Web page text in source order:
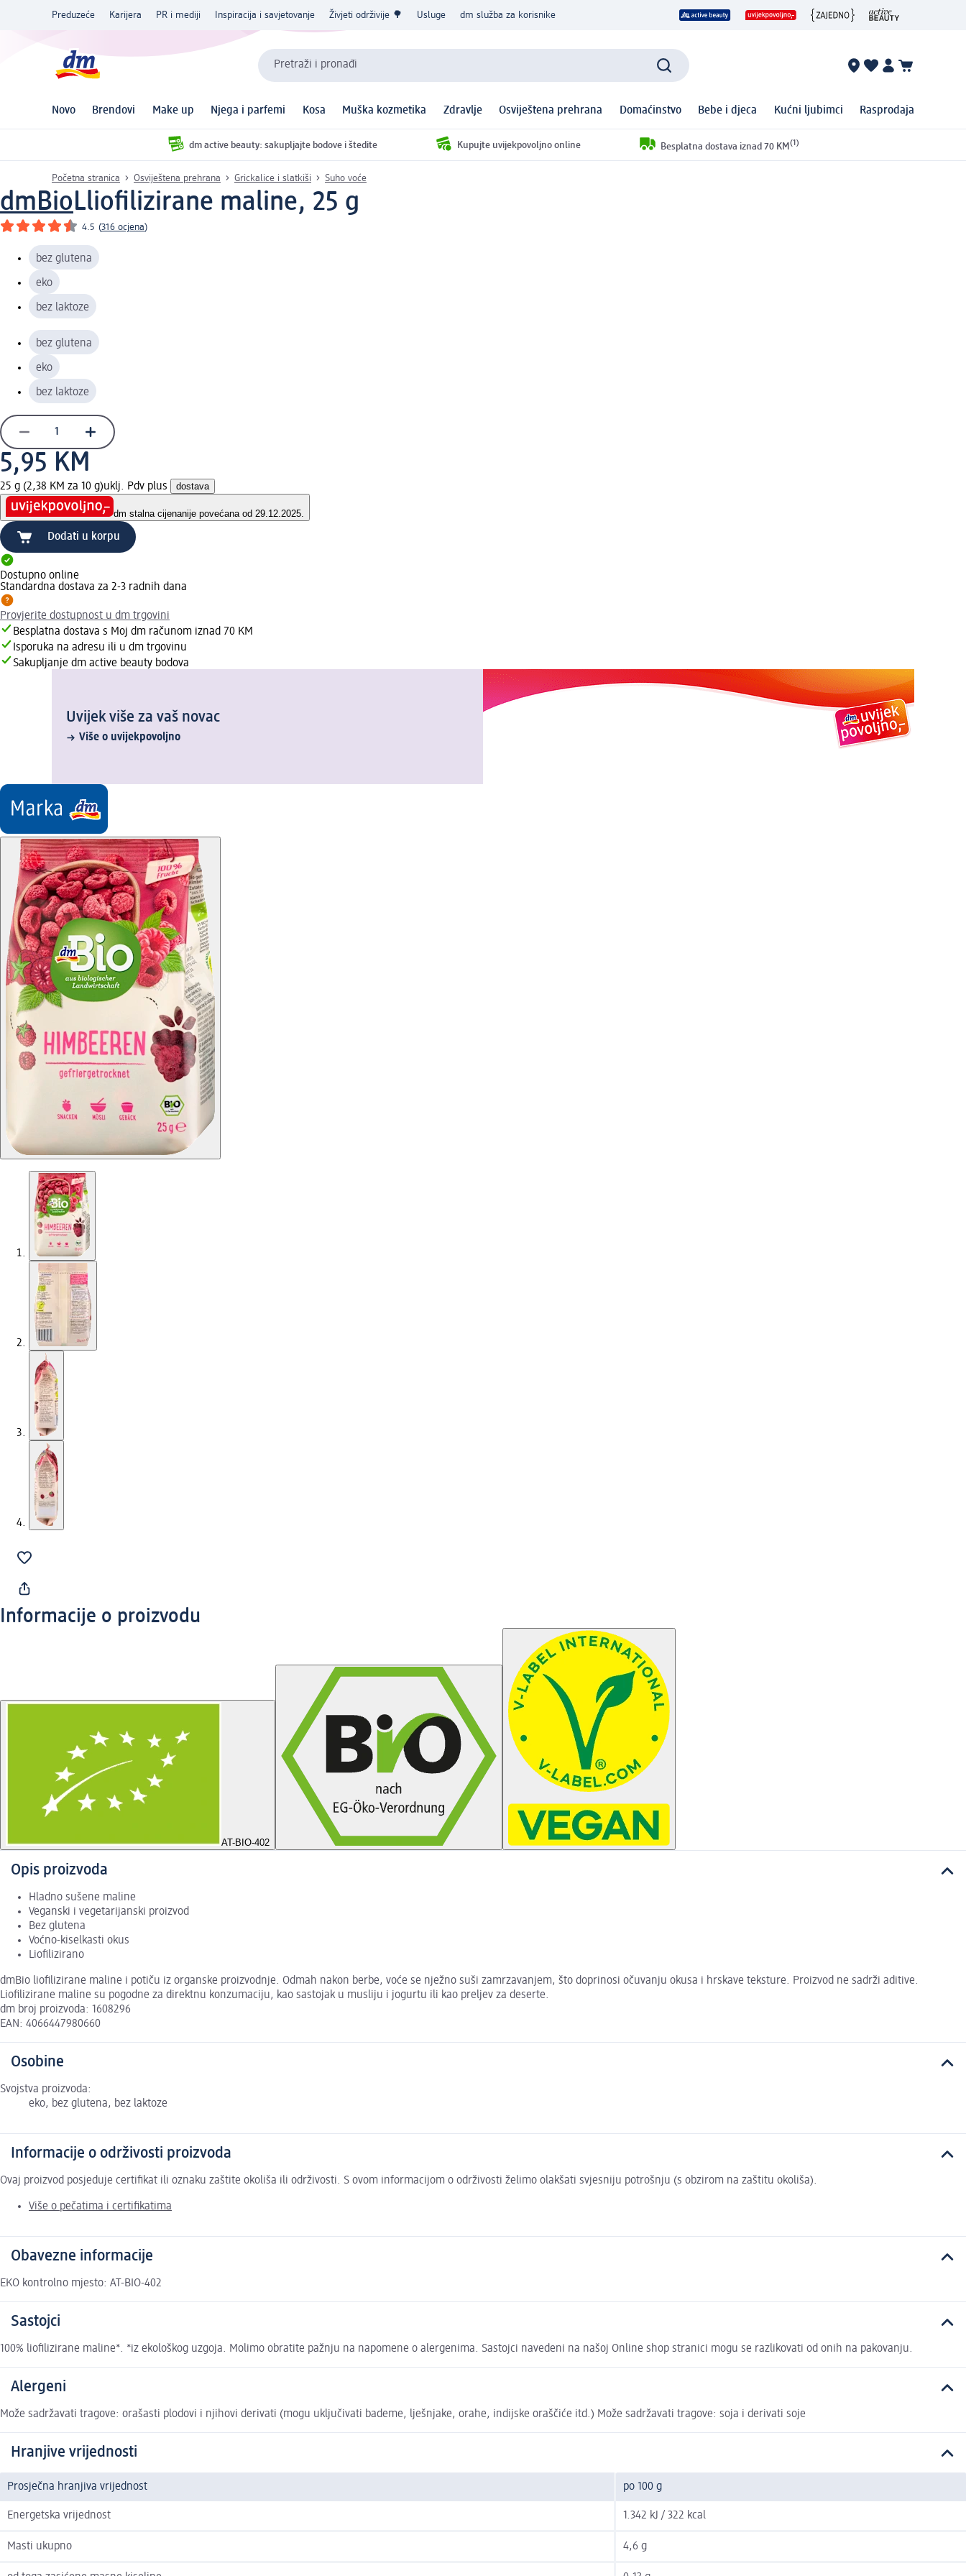
Preduzeće Karijera PR i mediji Inspiracija i savjetovanje Živjeti održivije 🌳 Usluge dm služba za korisnike
Pretraži i pronađi
Novo Brendovi Make up Njega i parfemi Kosa Muška kozmetika Zdravlje Osviještena prehrana Domaćinstvo Bebe i djeca Kućni ljubimci Rasprodaja
dm active beauty: sakupljajte bodove i štedite Kupujte uvijekpovoljno online Besplatna dostava iznad 70 KM (1)
Početna stranica Osviještena prehrana Grickalice i slatkiši Suho voće
dmBioLliofilizirane maline, 25 g
4.5 (316 ocjena)
bez glutena
eko
bez laktoze
bez glutena
eko
bez laktoze
5,95 KM
25 g (2,38 KM za 10 g)uklj. Pdv plus dostava
dm stalna cijenanije povećana od 29.12.2025.
Dodati u korpu
Dostupno online
Standardna dostava za 2-3 radnih dana
Provjerite dostupnost u dm trgovini
Besplatna dostava s Moj dm računom iznad 70 KM
Isporuka na adresu ili u dm trgovinu
Sakupljanje dm active beauty bodova
Uvijek više za vaš novac
Više o uvijekpovoljno
Informacije o proizvodu
AT-BIO-402
Opis proizvoda
Hladno sušene maline
Veganski i vegetarijanski proizvod
Bez glutena
Voćno-kiselkasti okus
Liofilizirano
dmBio liofilizirane maline i potiču iz organske proizvodnje. Odmah nakon berbe, voće se nježno suši zamrzavanjem, što doprinosi očuvanju okusa i hrskave teksture. Proizvod ne sadrži aditive.
Liofilizirane maline su pogodne za direktnu konzumaciju, kao sastojak u musliju i jogurtu ili kao preljev za deserte.
dm broj proizvoda: 1608296
EAN: 4066447980660
Osobine
Svojstva proizvoda:
eko, bez glutena, bez laktoze
Informacije o održivosti proizvoda
Ovaj proizvod posjeduje certifikat ili oznaku zaštite okoliša ili održivosti. S ovom informacijom o održivosti želimo olakšati svjesniju potrošnju (s obzirom na zaštitu okoliša).
Više o pečatima i certifikatima
Obavezne informacije
EKO kontrolno mjesto: AT-BIO-402
Sastojci
100% lioﬁlizirane maline*. *iz ekološkog uzgoja. Molimo obratite pažnju na napomene o alergenima. Sastojci navedeni na našoj Online shop stranici mogu se razlikovati od onih na pakovanju.
Alergeni
Može sadržavati tragove: orašasti plodovi i njihovi derivati (mogu uključivati bademe, lješnjake, orahe, indijske oraščiće itd.) Može sadržavati tragove: soja i derivati soje
Hranjive vrijednosti
Prosječna hranjiva vrijednost po 100 g
Energetska vrijednost 1.342 kJ / 322 kcal
Masti ukupno 4,6 g